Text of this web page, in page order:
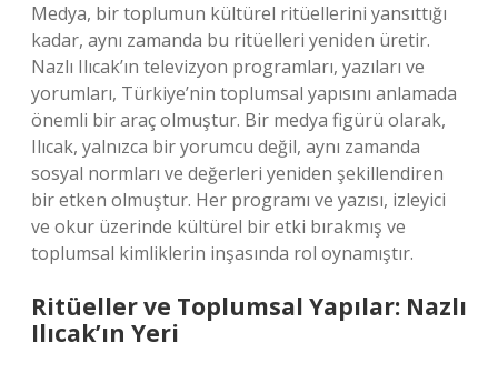
Medya, bir toplumun kültürel ritüellerini yansıttığı
kadar, aynı zamanda bu ritüelleri yeniden üretir.
Nazlı Ilıcak’ın televizyon programları, yazıları ve
yorumları, Türkiye’nin toplumsal yapısını anlamada
önemli bir araç olmuştur. Bir medya figürü olarak,
Ilıcak, yalnızca bir yorumcu değil, aynı zamanda
sosyal normları ve değerleri yeniden şekillendiren
bir etken olmuştur. Her programı ve yazısı, izleyici
ve okur üzerinde kültürel bir etki bırakmış ve
toplumsal kimliklerin inşasında rol oynamıştır.
Ritüeller ve Toplumsal Yapılar: Nazlı
Ilıcak’ın Yeri